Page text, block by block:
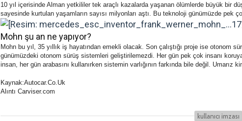
10 yıl içerisinde Alman yetkililer tek araçlı kazalarda yaşanan ölümlerde büyük bir
sayesinde kurtulan yaşamların sayısı milyonları aştı. Bu teknoloji günümüzde pek
Mohn şu an ne yapıyor?
Mohn bu yıl, 35 yıllık iş hayatından emekli olacak. Son çalıştığı proje ise otonom
günümüzdeki otonom sürüş sistemleri geliştirilemezdi. Her gün pek çok insanı
insan, her gün arabasını kullanırken sistemin varlığının farkında bile değil.
Kaynak:Autocar.Co.Uk
Alıntı Carviser.com
kullanıcı i̇mzası